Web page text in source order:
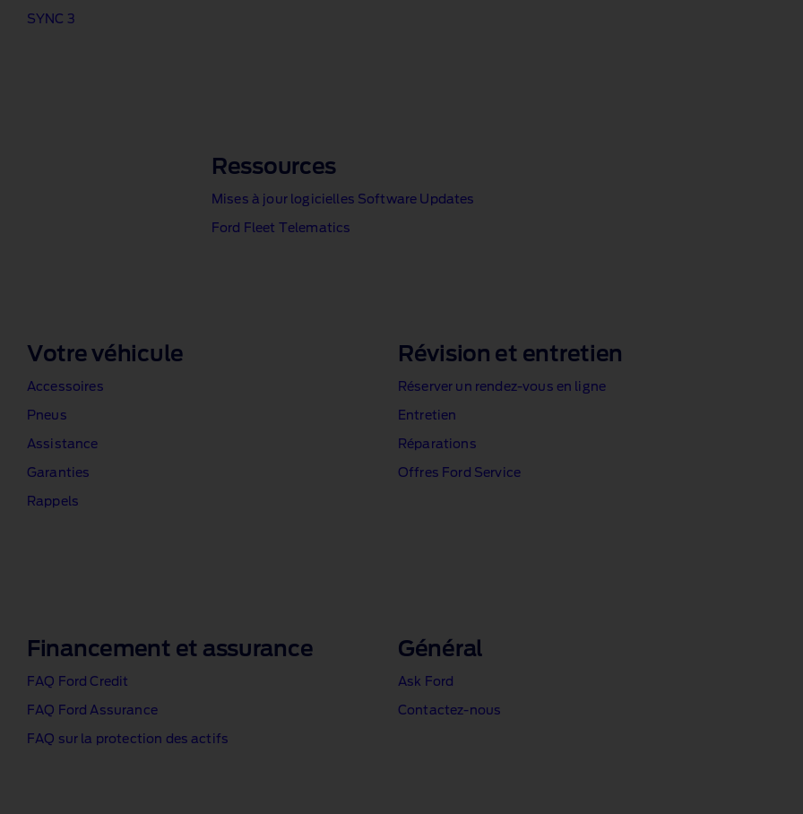
SYNC 3
Ressources
Mises à jour logicielles Software Updates
Ford Fleet Telematics
Votre véhicule
Accessoires
Pneus
Assistance
Garanties
Rappels
Révision et entretien
Réserver un rendez‑vous en ligne
Entretien
Réparations
Offres Ford Service
Financement et assurance
FAQ Ford Credit
FAQ Ford Assurance
FAQ sur la protection des actifs
Général
Ask Ford
Contactez‑nous